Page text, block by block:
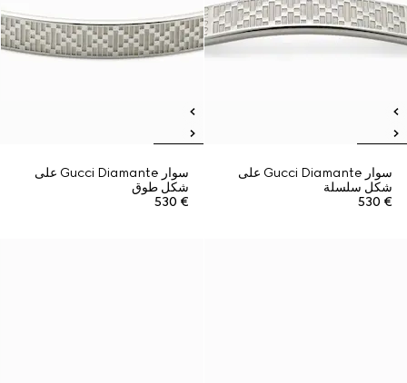
سوار Gucci Diamante على
شكل سلسلة
€ 530
سوار Gucci Diamante على
شكل طوق
€ 530